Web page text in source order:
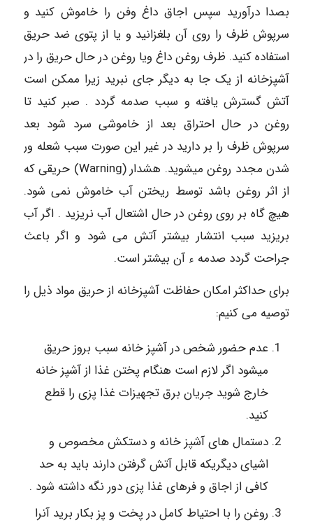
بصدا درآورید سپس اجاق داغ وفن را خاموش کنید و
سرپوش ظرف را روی آن بلغزانید و یا از پتوی ضد حریق
استفاده کنید. ظرف روغن داغ ویا روغن در حال حریق را در
آشپزخانه از یک جا به دیگر جای نبرید زیرا ممکن است
آتش گسترش یافته و سبب صدمه گردد . صبر کنید تا
روغن در حال احتراق بعد از خاموشی سرد شود بعد
سرپوش ظرف را بر دارید در غیر این صورت سبب شعله ور
شدن مجدد روغن میشوید. هشدار (Warning) حریقی که
از اثر روغن باشد توسط ریختن آب خاموش نمی شود.
هیچ گاه بر روی روغن در حال اشتعال آب نریزید . اگر آب
بریزید سبب انتشار بیشتر آتش می شود و اگر باعث
جراحت گردد صدمه ء آن بیشتر است.
برای حداکثر امکان حفاظت آشپزخانه از حریق مواد ذیل را
توصیه می کنیم:
عدم حضور شخص در آشپز خانه سبب بروز حریق
میشود اگر لازم است هنگام پختن غذا از آشپز خانه
خارج شوید جریان برق تجهیزات غذا پزی را قطع
کنید.
دستمال های آشپز خانه و دستکش مخصوص و
اشیای دیگریکه قابل آتش گرفتن دارند باید به حد
کافی از اجاق و فرهای غذا پزی دور نگه داشته شود .
روغن را با احتیاط کامل در پخت و پز بکار برید آنرا